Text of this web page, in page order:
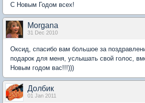
С Новым Годом всех!
Morgana
31 Dec 2010
Оксид, спасибо вам большое за
подарок для меня, услышать свой голос,
Новым годом вас!!!)))
Долбик
01 Jan 2011